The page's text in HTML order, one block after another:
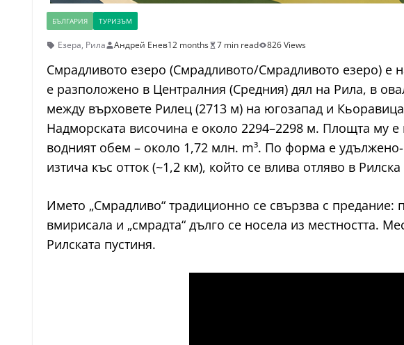
БЪЛГАРИЯ ТУРИЗЪМ
Езера, Рила Андрей Енев12 months 7 min read 826 Views
Смрадливото езеро (Смрадливото/Смрадливото езеро) е
е разположено в Централния (Средния) дял на Рила, в
между върховете Рилец (2713 м) на югозапад и
Надморската височина е около 2294–2298 м. Площта му
водният обем – около 1,72 млн. m³. По форма е
изтича къс отток (~1,2 км), който се влива отляво в
Името „Смрадливо“ традиционно се свързва с
вмирисала и „смрадта“ дълго се носела из местността.
Рилската пустиня.